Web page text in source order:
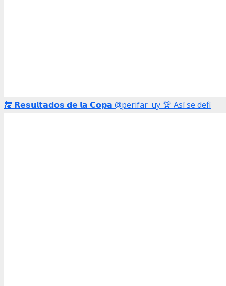
🔚 𝗥𝗲𝘀𝘂𝗹𝘁𝗮𝗱𝗼𝘀 𝗱𝗲 𝗹𝗮 𝗖𝗼𝗽𝗮 @perifar_uy 🏆 Así se defi